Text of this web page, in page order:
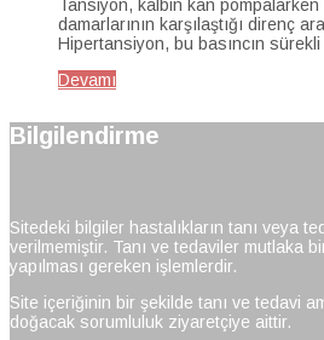
Tansiyon, kalbin kan
damarlarının karşılaştığı direnç
Hipertansiyon, bu basıncın
Devamı
Bilgilendirme
Sitedeki bilgiler hastalıkların tanı veya
verilmemiştir. Tanı ve tedaviler mutlaka
yapılması gereken işlemlerdir.
Site içeriğinin bir şekilde tanı ve tedavi
doğacak sorumluluk ziyaretçiye aittir.